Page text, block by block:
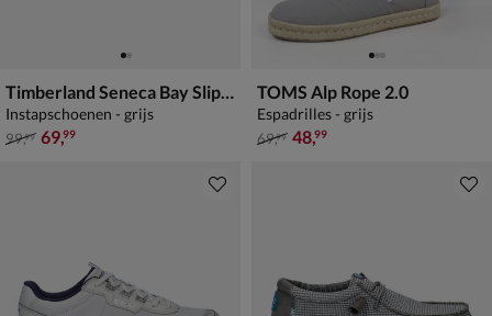
Timberland Seneca Bay Slip-on
Instapschoenen - grijs
van € 99,99 voor € 69,99
99,99 69,99
TOMS Alp Rope 2.0
Espadrilles - grijs
van € 69,99 voor € 48,99
69,99 48,99